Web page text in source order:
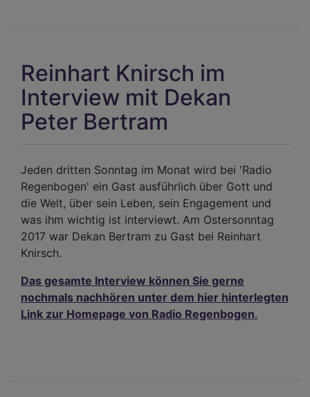
Reinhart Knirsch im
Interview mit Dekan
Peter Bertram
Jeden dritten Sonntag im Monat wird bei 'Radio
Regenbogen' ein Gast ausführlich über Gott und
die Welt, über sein Leben, sein Engagement und
was ihm wichtig ist interviewt. Am Ostersonntag
2017 war Dekan Bertram zu Gast bei Reinhart
Knirsch.
Das gesamte Interview können Sie gerne
nochmals nachhören unter dem hier hinterlegten
Link zur Homepage von Radio Regenbogen.